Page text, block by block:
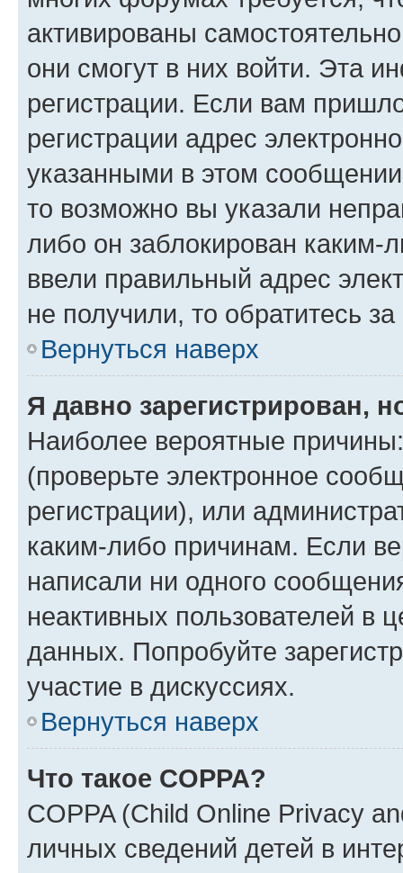
активированы
они смогут в них войти. Эта
регистрации. Если вам
регистрации адрес
указанными в этом
то возможно вы указали
либо он заблокирован
ввели правильный адрес
не получили, то обратитесь
Вернуться наверх
Я давно зарегистрирован,
Наиболее вероятные
(проверьте электронное
регистрации), или
каким-либо причинам. Если
написали ни одного
неактивных пользователей в
данных. Попробуйте
участие в дискуссиях.
Вернуться наверх
Что такое COPPA?
COPPA (Child Online Privacy
личных сведений детей в